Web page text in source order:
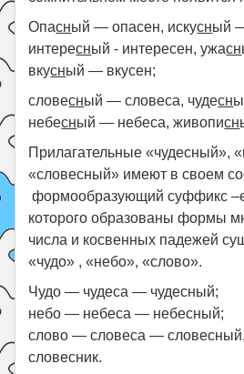
Опасный — опасен, искусный
интересный - интересен, ужасн
вкусный — вкусен;
словесный — словеса, чудесн
небесный — небеса, живописн
Прилагательные «чудесный»,
«словесный» имеют в своем
формообразующий суффикс
которого образованы формы
числа и косвенных падежей
«чудо» , «небо», «слово».
Чудо — чудеса — чудесный;
небо — небеса — небесный;
слово — словеса — словесный,
словесник.